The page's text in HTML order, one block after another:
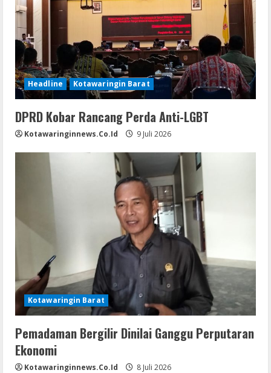
Headline Kotawaringin Barat
DPRD Kobar Rancang Perda Anti-LGBT
Kotawaringinnews.co.id 9 Juli 2026
Kotawaringin Barat
Pemadaman Bergilir Dinilai Ganggu Perputaran
Ekonomi
Kotawaringinnews.co.id 8 Juli 2026